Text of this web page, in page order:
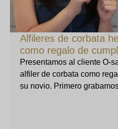
Alfileres de corbata
como regalo de
Presentamos al cliente O-
alfiler de corbata como
su novio. Primero